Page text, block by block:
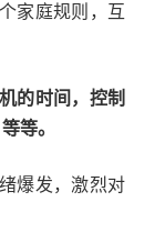
家庭规则，互
的时间，控制
等。
爆发，激烈对